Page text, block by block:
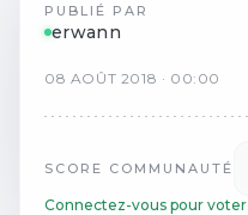
PUBLIÉ PAR
erwann
08 AOÛT 2018 · 00:00
SCORE COMMUNAUTÉ
Connectez-vous pour voter